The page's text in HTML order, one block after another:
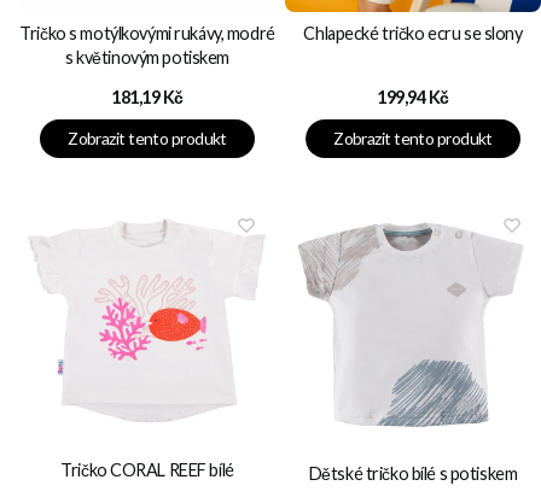
Tričko s motýlkovými rukávy, modré
s květinovým potiskem
Cena
181,19 Kč
Zobrazit tento produkt
Chlapecké tričko ecru se slony
Cena
199,94 Kč
Zobrazit tento produkt
Tričko CORAL REEF bílé Dětské tričko bílé s potiskem